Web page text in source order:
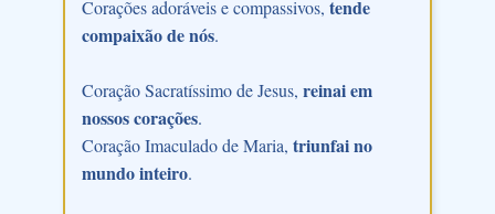
Corações adoráveis e compassivos, tende
compaixão de nós.
Coração Sacratíssimo de Jesus, reinai em
nossos corações.
Coração Imaculado de Maria, triunfai no
mundo inteiro.